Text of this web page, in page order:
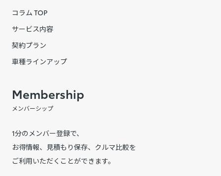
コラム TOP
サービス内容
契約プラン
車種ラインアップ
Membership
メンバーシップ
1分のメンバー登録で、
お得情報、見積もり保存、クルマ比較を
ご利用いただくことができます。